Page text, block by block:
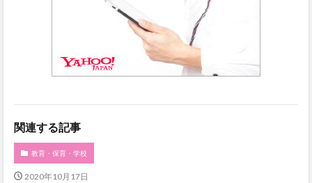
関連する記事
教育・保育・学校
2020年10月17日